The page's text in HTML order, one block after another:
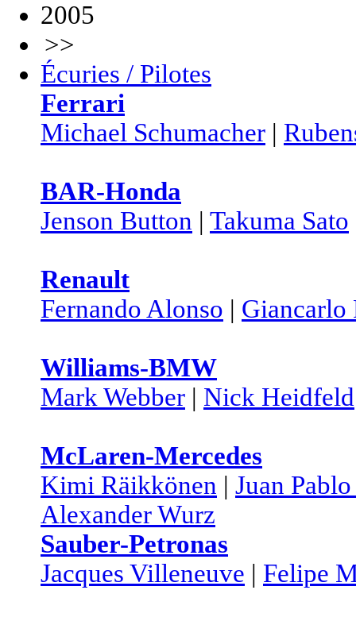
2005
>>
Écuries / Pilotes
Ferrari
Michael Schumacher |
BAR-Honda
Jenson Button | Takuma Sato
Renault
Fernando Alonso | Giancarlo
Williams-BMW
Mark Webber | Nick Heidfeld
McLaren-Mercedes
Kimi Räikkönen | Juan
Alexander Wurz
Sauber-Petronas
Jacques Villeneuve | Felipe